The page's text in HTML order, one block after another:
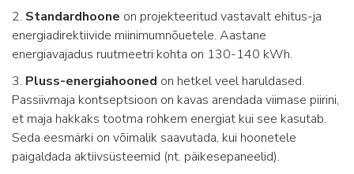
2. Standardhoone on projekteeritud vastavalt ehitus-ja
energiadirektiivide miinimumnõuetele. Aastane
energiavajadus ruutmeetri kohta on 130-140 kWh.
3. Pluss-energiahooned on hetkel veel haruldased.
Passiivmaja kontseptsioon on kavas arendada viimase piirini,
et maja hakkaks tootma rohkem energiat kui see kasutab.
Seda eesmärki on võimalik saavutada, kui hoonetele
paigaldada aktiivsüsteemid (nt. päikesepaneelid).